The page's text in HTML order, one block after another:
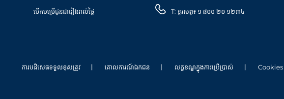
បើកបម្រើជូនជារៀងរាល់ថ្ងៃ T: ទូរសព្ទ៖ ១ ៨០០ ២០ ១២៣៤
ការបដិសេធទទួលខុសត្រូវ គោលការណ៍ឯកជន លក្ខខណ្ឌក្នុងការប្រើប្រាស់ Cookies